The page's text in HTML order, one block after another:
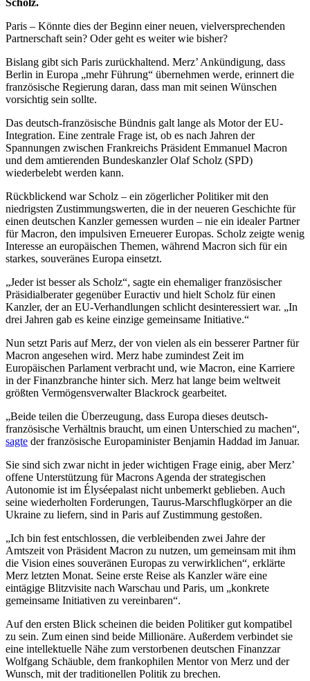
Scholz.
Paris – Könnte dies der Beginn einer neuen, vielversprechenden
Partnerschaft sein? Oder geht es weiter wie bisher?
Bislang gibt sich Paris zurückhaltend. Merz’ Ankündigung, dass
Berlin in Europa „mehr Führung“ übernehmen werde, erinnert die
französische Regierung daran, dass man mit seinen Wünschen
vorsichtig sein sollte.
Das deutsch-französische Bündnis galt lange als Motor der EU-
Integration. Eine zentrale Frage ist, ob es nach Jahren der
Spannungen zwischen Frankreichs Präsident Emmanuel Macron
und dem amtierenden Bundeskanzler Olaf Scholz (SPD)
wiederbelebt werden kann.
Rückblickend war Scholz – ein zögerlicher Politiker mit den
niedrigsten Zustimmungswerten, die in der neueren Geschichte für
einen deutschen Kanzler gemessen wurden – nie ein idealer Partner
für Macron, den impulsiven Erneuerer Europas. Scholz zeigte wenig
Interesse an europäischen Themen, während Macron sich für ein
starkes, souveränes Europa einsetzt.
„Jeder ist besser als Scholz“, sagte ein ehemaliger französischer
Präsidialberater gegenüber Euractiv und hielt Scholz für einen
Kanzler, der an EU-Verhandlungen schlicht desinteressiert war. „In
drei Jahren gab es keine einzige gemeinsame Initiative.“
Nun setzt Paris auf Merz, der von vielen als ein besserer Partner für
Macron angesehen wird. Merz habe zumindest Zeit im
Europäischen Parlament verbracht und, wie Macron, eine Karriere
in der Finanzbranche hinter sich. Merz hat lange beim weltweit
größten Vermögensverwalter Blackrock gearbeitet.
„Beide teilen die Überzeugung, dass Europa dieses deutsch-
französische Verhältnis braucht, um einen Unterschied zu machen“,
sagte der französische Europaminister Benjamin Haddad im Januar.
Sie sind sich zwar nicht in jeder wichtigen Frage einig, aber Merz’
offene Unterstützung für Macrons Agenda der strategischen
Autonomie ist im Élyséepalast nicht unbemerkt geblieben. Auch
seine wiederholten Forderungen, Taurus-Marschflugkörper an die
Ukraine zu liefern, sind in Paris auf Zustimmung gestoßen.
„Ich bin fest entschlossen, die verbleibenden zwei Jahre der
Amtszeit von Präsident Macron zu nutzen, um gemeinsam mit ihm
die Vision eines souveränen Europas zu verwirklichen“, erklärte
Merz letzten Monat. Seine erste Reise als Kanzler wäre eine
eintägige Blitzvisite nach Warschau und Paris, um „konkrete
gemeinsame Initiativen zu vereinbaren“.
Auf den ersten Blick scheinen die beiden Politiker gut kompatibel
zu sein. Zum einen sind beide Millionäre. Außerdem verbindet sie
eine intellektuelle Nähe zum verstorbenen deutschen Finanzzar
Wolfgang Schäuble, dem frankophilen Mentor von Merz und der
Wunsch, mit der traditionellen Politik zu brechen.